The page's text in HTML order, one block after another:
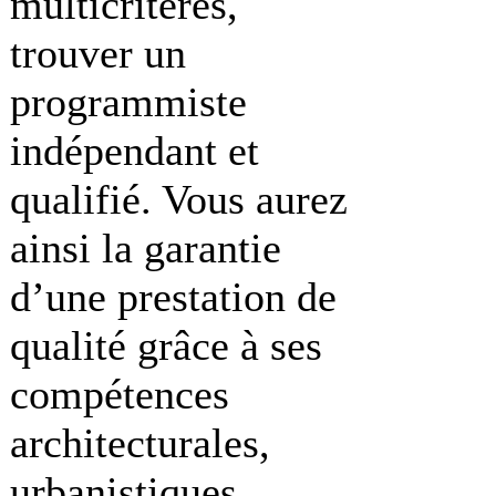
trouver un
programmiste
indépendant et
qualifié. Vous aurez
ainsi la garantie
d’une prestation de
qualité grâce à ses
compétences
architecturales,